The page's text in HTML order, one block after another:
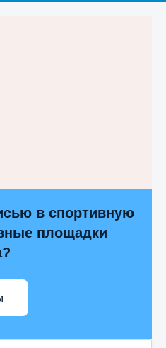
в спортивную
площадки